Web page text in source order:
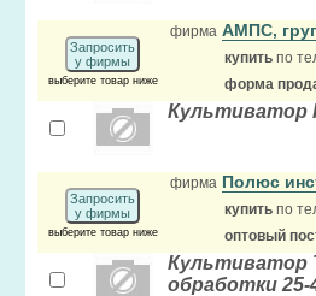
Запросить
у фирмы
выберите товар ниже
фирма АМПС,
купить по
форма
Культиватор
Запросить
у фирмы
выберите товар ниже
фирма Полюс
купить по
оптовый
Культиватор
обработки 25-